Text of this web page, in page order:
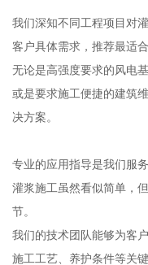
我们深知不同工程项目对
客户具体需求，推荐最适
无论是高强度要求的风电
或是要求施工便捷的建筑
决方案。
专业的应用指导是我们服
灌浆施工虽然看似简单，
节。
我们的技术团队能够为客
施工工艺、养护条件等关